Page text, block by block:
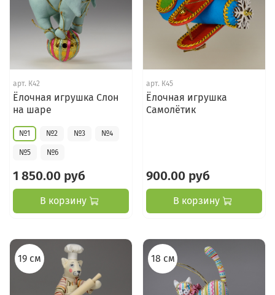
арт. К42
Ёлочная игрушка Слон
на шаре
№1 №2 №3 №4
№5 №6
1 850.00 руб
В корзину
арт. К45
Ёлочная игрушка
Самолётик
900.00 руб
В корзину
19 см 18 см